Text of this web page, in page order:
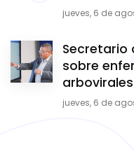
jueves, 6 de
Secretario
sobre
arbovirales
jueves, 6 de